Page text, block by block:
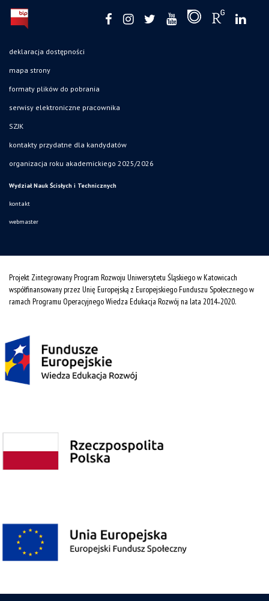
deklaracja dostępności
mapa strony
formaty plików do pobrania
serwisy elektroniczne pracownika
SZJK
kontakty przydatne dla kandydatów
organizacja roku akademickiego 2025/2026
Wydział Nauk Ścisłych i Technicznych
kontakt
webmaster
Projekt Zintegrowany Program Rozwoju Uniwersytetu Śląskiego w Katowicach
współfinansowany przez Unię Europejską z Europejskiego Funduszu Społecznego w
ramach Programu Operacyjnego Wiedza Edukacja Rozwój na lata 2014˗2020.